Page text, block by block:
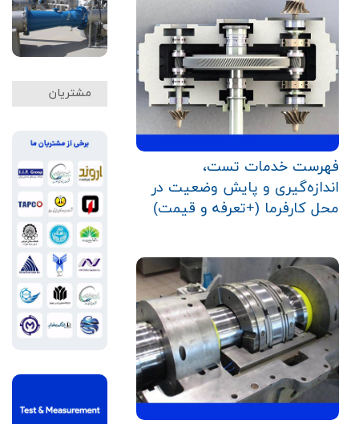
فهرست خدمات تست،
اندازه‌گیری و پایش وضعیت در
محل کارفرما (+تعرفه و قیمت)
مشتریان